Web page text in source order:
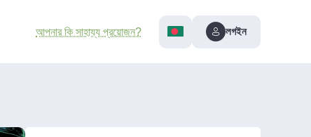
আপনার কি সাহায্য প্রয়োজন? লগইন